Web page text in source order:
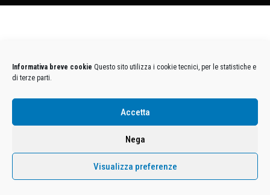
Informativa breve cookie Questo sito utilizza i cookie tecnici, per le statistiche e
di terze parti.
Accetta
Nega
Visualizza preferenze